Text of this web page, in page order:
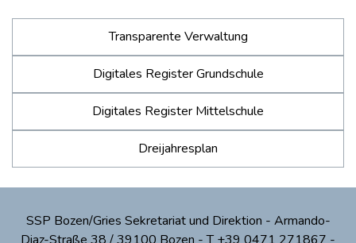
Transparente Verwaltung
Digitales Register Grundschule
Digitales Register Mittelschule
Dreijahresplan
SSP Bozen/Gries Sekretariat und Direktion - Armando-
Diaz-Straße 38 / 39100 Bozen - T +39 0471 271867 -